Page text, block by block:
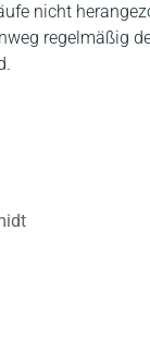
nicht
regelmäßig